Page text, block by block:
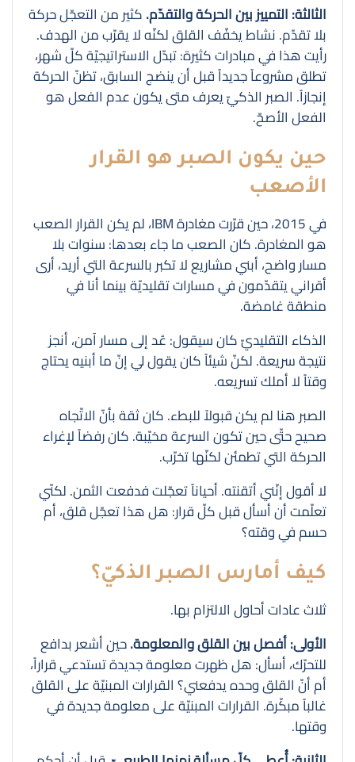
الثالثة: التمييز بين الحركة والتقدّم.كثير من التعجّل حركة
بلا تقدّم. نشاط يخفّف القلق لكنّه لا يقرّب من الهدف.
رأيت هذا في مبادرات كثيرة: تبدّل الاستراتيجيّة كلّ شهر،
تطلق مشروعاً جديداً قبل أن ينضج السابق، تظنّ الحركة
إنجازاً. الصبر الذكيّ يعرف متى يكون عدم الفعل هو
الفعل الأصحّ.
حين يكون الصبر هو القرار
الأصعب
في 2015، حين قرّرت مغادرة IBM، لم يكن القرار الصعب
هو المغادرة. كان الصعب ما جاء بعدها: سنوات بلا
مسار واضح، أبني مشاريع لا تكبر بالسرعة التي أريد، أرى
أقراني يتقدّمون في مسارات تقليديّة بينما أنا في
منطقة غامضة.
الذكاء التقليديّ كان سيقول: عُد إلى مسار آمن، أنجز
نتيجة سريعة. لكنّ شيئاً كان يقول لي إنّ ما أبنيه يحتاج
وقتاً لا أملك تسريعه.
الصبر هنا لم يكن قبولاً للبطء. كان ثقة بأنّ الاتّجاه
صحيح حتّى حين تكون السرعة مخيّبة. كان رفضاً لإغراء
الحركة التي تطمئن لكنّها تخرّب.
لا أقول إنّني أتقنته. أحياناً تعجّلت فدفعت الثمن. لكنّي
تعلّمت أن أسأل قبل كلّ قرار: هل هذا تعجّل قلق، أم
حسم في وقته؟
كيف أمارس الصبر الذكيّ؟
ثلاث عادات أحاول الالتزام بها.
الأولى: أفصل بين القلق والمعلومة.حين أشعر بدافع
للتحرّك، أسأل: هل ظهرت معلومة جديدة تستدعي قراراً،
أم أنّ القلق وحده يدفعني؟ القرارات المبنيّة على القلق
غالباً مبكّرة. القرارات المبنيّة على معلومة جديدة في
وقتها.